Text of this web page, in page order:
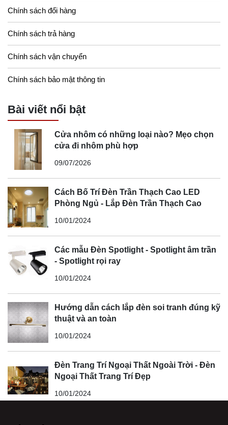
Chính sách đổi hàng
Chính sách trả hàng
Chính sách vận chuyển
Chính sách bảo mật thông tin
Bài viết nổi bật
Cửa nhôm có những loại nào? Mẹo chọn
cửa đi nhôm phù hợp
09/07/2026
Cách Bố Trí Đèn Trần Thạch Cao LED
Phòng Ngủ - Lắp Đèn Trần Thạch Cao
10/01/2024
Các mẫu Đèn Spotlight - Spotlight âm trần
- Spotlight rọi ray
10/01/2024
Hướng dẫn cách lắp đèn soi tranh đúng kỹ
thuật và an toàn
10/01/2024
Đèn Trang Trí Ngoại Thất Ngoài Trời - Đèn
Ngoại Thất Trang Trí Đẹp
10/01/2024